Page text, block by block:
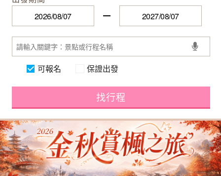
可報名 保證出發
找行程